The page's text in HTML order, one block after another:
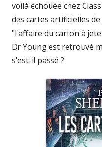
voilà échouée chez
des cartes artificielles
"l'affaire du carton à
Dr Young est retrouvé
s'est-il passé ?